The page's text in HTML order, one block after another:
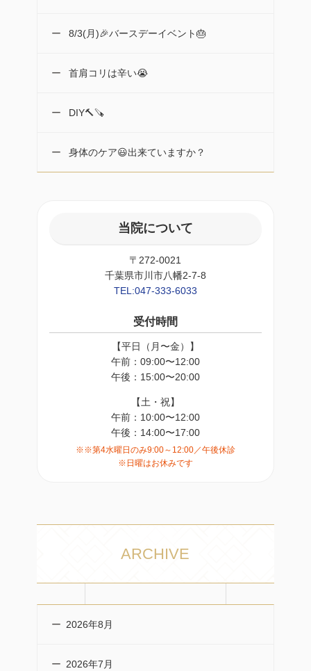
8/3(月)🎉バースデーイベント🎂
首肩コリは辛い😭
DIY🔨🪚
身体のケア😃出来ていますか？
当院について
〒272-0021
千葉県市川市八幡2-7-8
TEL:047-333-6033
受付時間
【平日（月〜金）】
午前：09:00〜12:00
午後：15:00〜20:00
【土・祝】
午前：10:00〜12:00
午後：14:00〜17:00
※※第4水曜日のみ9:00～12:00／午後休診
※日曜はお休みです
ARCHIVE
2026年8月
2026年7月